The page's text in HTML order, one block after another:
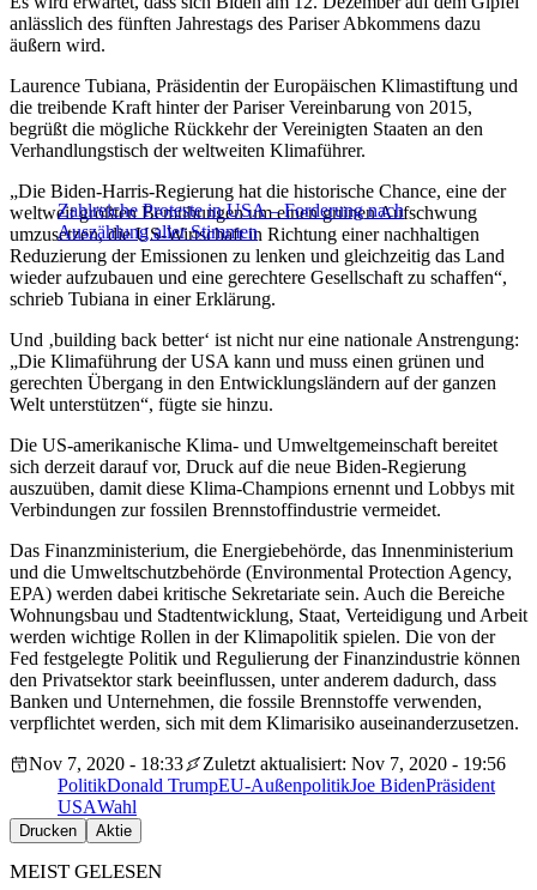
anlässlich des fünften Jahrestags des Pariser Abkommens dazu
äußern wird.
Laurence Tubiana, Präsidentin der Europäischen Klimastiftung und
die treibende Kraft hinter der Pariser Vereinbarung von 2015,
begrüßt die mögliche Rückkehr der Vereinigten Staaten an den
Verhandlungstisch der weltweiten Klimaführer.
Zahlreiche Proteste in USA – Forderung nach
Auszählung aller Stimmen
„Die Biden-Harris-Regierung hat die historische Chance, eine der
weltweit größten Bemühungen um einen grünen Aufschwung
umzusetzen, die US-Wirtschaft in Richtung einer nachhaltigen
Reduzierung der Emissionen zu lenken und gleichzeitig das Land
wieder aufzubauen und eine gerechtere Gesellschaft zu schaffen“,
schrieb Tubiana in einer Erklärung.
Und ‚building back better‘ ist nicht nur eine nationale Anstrengung:
„Die Klimaführung der USA kann und muss einen grünen und
gerechten Übergang in den Entwicklungsländern auf der ganzen
Welt unterstützen“, fügte sie hinzu.
Die US-amerikanische Klima- und Umweltgemeinschaft bereitet
sich derzeit darauf vor, Druck auf die neue Biden-Regierung
auszuüben, damit diese Klima-Champions ernennt und Lobbys mit
Verbindungen zur fossilen Brennstoffindustrie vermeidet.
Das Finanzministerium, die Energiebehörde, das Innenministerium
und die Umweltschutzbehörde (Environmental Protection Agency,
EPA) werden dabei kritische Sekretariate sein. Auch die Bereiche
Wohnungsbau und Stadtentwicklung, Staat, Verteidigung und Arbeit
werden wichtige Rollen in der Klimapolitik spielen. Die von der
Fed festgelegte Politik und Regulierung der Finanzindustrie können
den Privatsektor stark beeinflussen, unter anderem dadurch, dass
Banken und Unternehmen, die fossile Brennstoffe verwenden,
verpflichtet werden, sich mit dem Klimarisiko auseinanderzusetzen.
Nov 7, 2020 - 18:33
Zuletzt aktualisiert: Nov 7, 2020 - 19:56
PolitikDonald TrumpEU-AußenpolitikJoe BidenPräsident
USAWahl
Drucken Aktie
MEIST GELESEN